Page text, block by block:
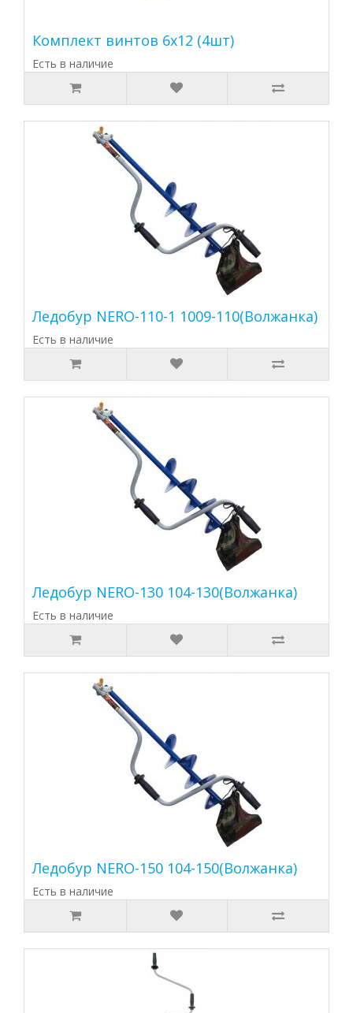
Комплект винтов 6х12 (4шт)
Есть в наличие
Ледобур NERO-110-1 1009-110(Волжанка)
Есть в наличие
Ледобур NERO-130 104-130(Волжанка)
Есть в наличие
Ледобур NERO-150 104-150(Волжанка)
Есть в наличие